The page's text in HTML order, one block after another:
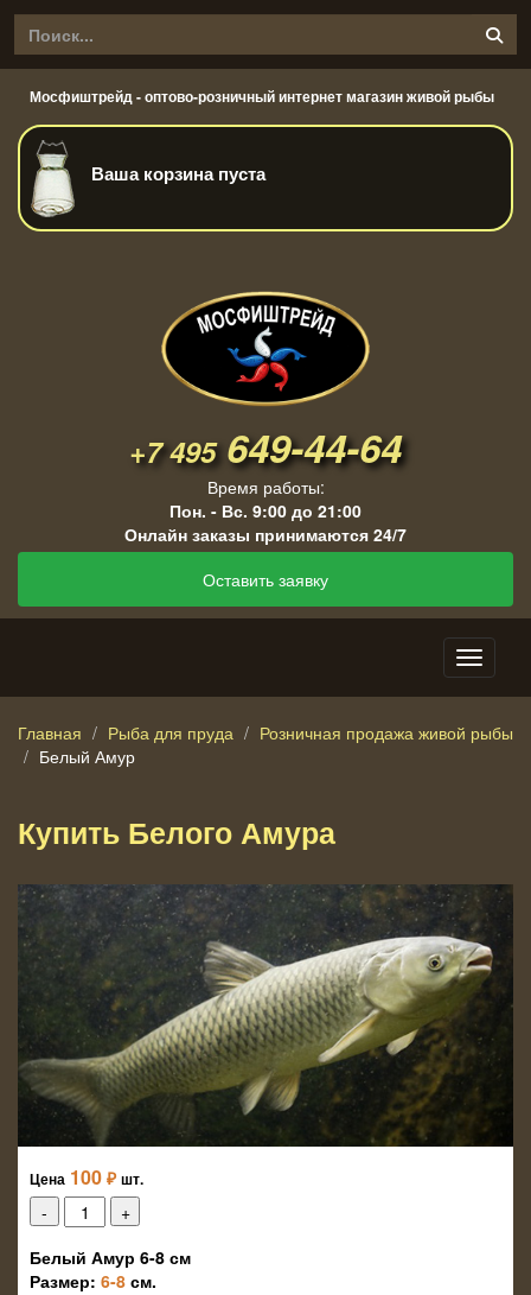
Мосфиштрейд - оптово-розничный интернет магазин живой рыбы
Ваша корзина пуста
+7 495649-44-64
Время работы:
Пон. - Вс. 9:00 до 21:00
Онлайн заказы принимаются 24/7
Оставить заявку
Главная Рыба для пруда
Розничная продажа живой рыбы
Белый Амур
Купить Белого Амура
Цена 100 ₽ шт.
Белый Амур 6-8 см
Размер: 6-8 см.